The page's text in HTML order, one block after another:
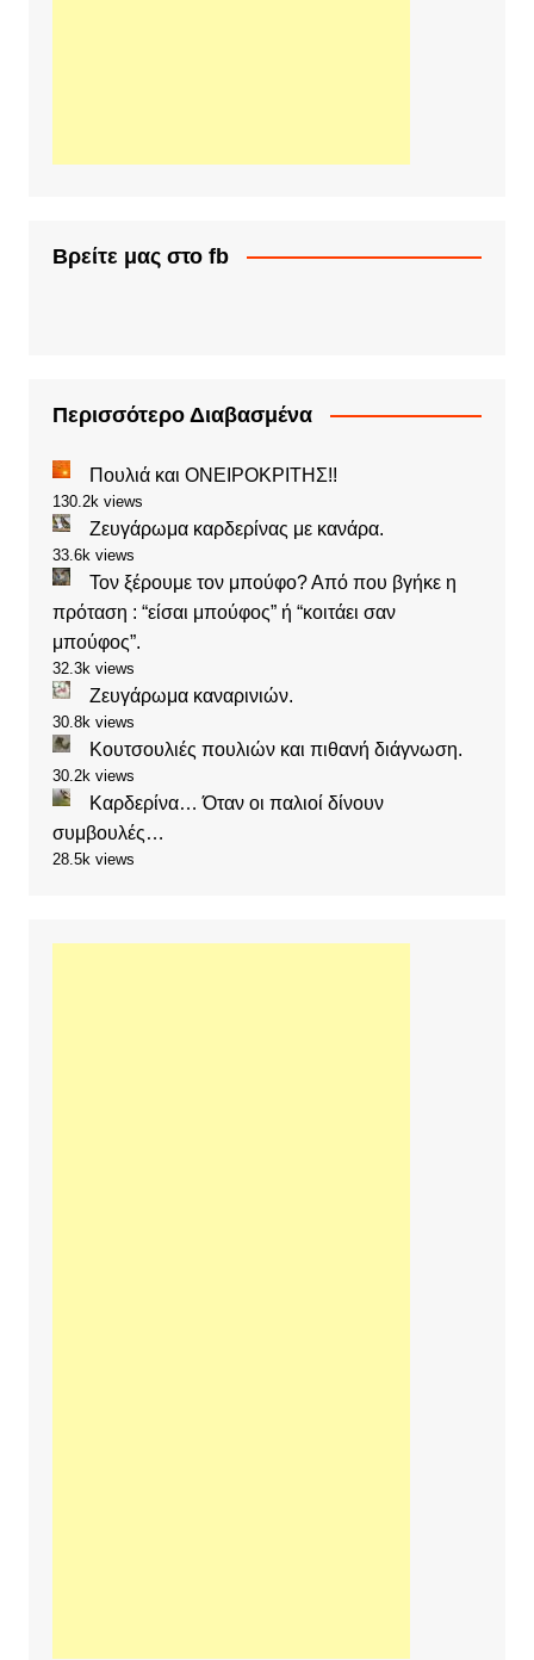
Βρείτε μας στο fb
Περισσότερο Διαβασμένα
Πουλιά και ΟΝΕΙΡΟΚΡΙΤΗΣ!!
130.2k views
Ζευγάρωμα καρδερίνας με κανάρα.
33.6k views
Τον ξέρουμε τον μπούφο? Από που βγήκε η
πρόταση : “είσαι μπούφος” ή “κοιτάει σαν
μπούφος”.
32.3k views
Ζευγάρωμα καναρινιών.
30.8k views
Κουτσουλιές πουλιών και πιθανή διάγνωση.
30.2k views
Καρδερίνα… Όταν οι παλιοί δίνουν
συμβουλές…
28.5k views